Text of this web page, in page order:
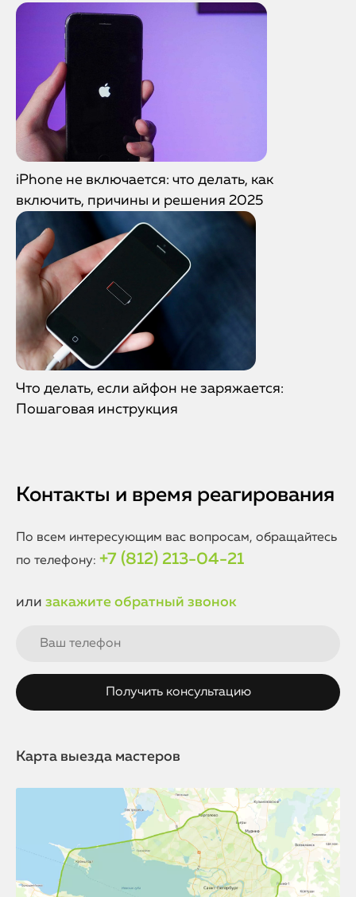
iPhone не включается: что делать, как
включить, причины и решения 2025
Что делать, если айфон не заряжается:
Пошаговая инструкция
Контакты и время реагирования
По всем интересующим вас вопросам, обращайтесь
по телефону: +7 (812) 213-04-21
или закажите обратный звонок
Карта выезда мастеров